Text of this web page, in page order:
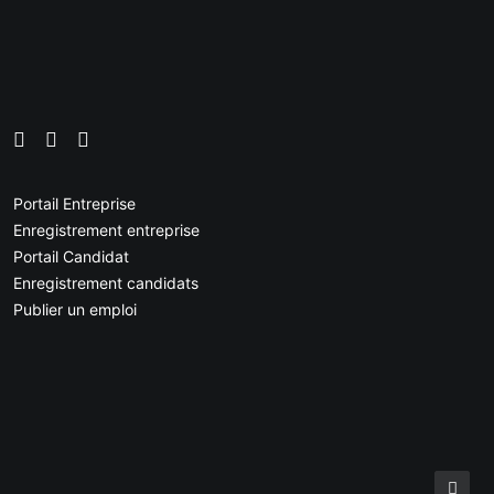
Portail Entreprise
Enregistrement entreprise
Portail Candidat
Enregistrement candidats
Publier un emploi